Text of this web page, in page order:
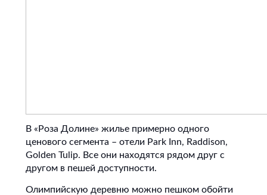
В «Роза Долине» жилье примерно одного
ценового сегмента – отели Park Inn‎, Raddison,
Golden Tulip. Все они находятся рядом друг с
другом в пешей доступности.
Олимпийскую деревню можно пешком обойти